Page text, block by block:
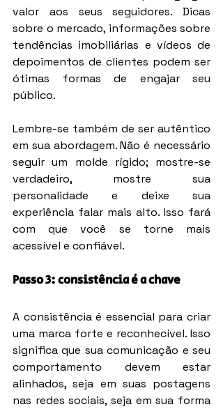
valor aos seus seguidores. Dicas
sobre o mercado, informações sobre
tendências imobiliárias e vídeos de
depoimentos de clientes podem ser
ótimas formas de engajar seu
público.
Lembre-se também de ser autêntico
em sua abordagem. Não é necessário
seguir um molde rígido; mostre-se
verdadeiro, mostre sua
personalidade e deixe sua
experiência falar mais alto. Isso fará
com que você se torne mais
acessível e confiável.
Passo 3: consistência é a chave
A consistência é essencial para criar
uma marca forte e reconhecível. Isso
significa que sua comunicação e seu
comportamento devem estar
alinhados, seja em suas postagens
nas redes sociais, seja em sua forma